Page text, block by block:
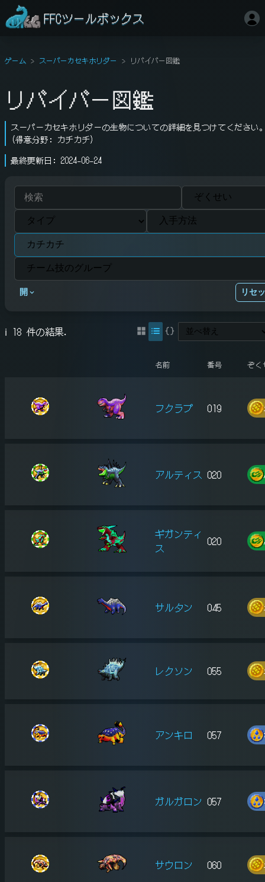
FFCツールボックス
ゲーム スーパーカセキホリダー リバイバー図鑑
リバイバー図鑑
スーパーカセキホリダーの生物についての詳細を見つけてください
(得意分野: カチカチ)
最終更新日: 2024-06-24
開 リセ
ℹ️ 18 件の結果.
名前 番号 ぞく
フクラプ 019
アルティス 020
ギガンティ
ス
020
サルタン 045
レクソン 055
アンキロ 057
ガルガロン 057
サウロン 060